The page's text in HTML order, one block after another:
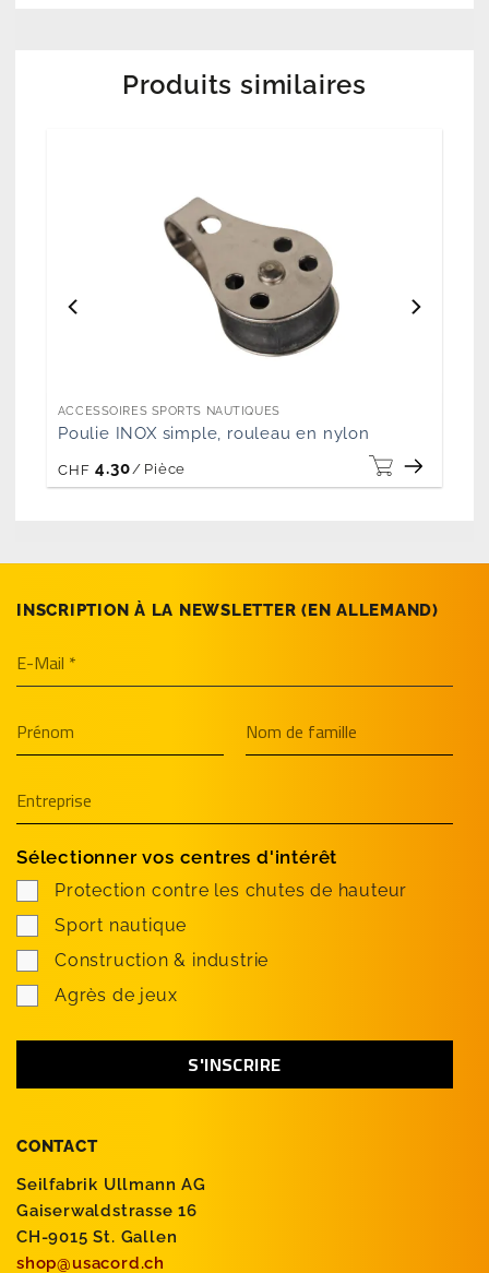
Produits similaires
ACCESSOIRES SPORTS NAUTIQUES
Poulie INOX simple, rouleau en nylon
CHF 4.30/ Pièce
CONTACT
Seilfabrik Ullmann AG
Gaiserwaldstrasse 16
CH-9015 St. Gallen
shop@usacord.ch
INSCRIPTION À LA NEWSLETTER (EN­ ALLEMAND)
Sélectionner vos centres d'intérêt
Protection contre les chutes de hauteur
Sport nautique
Construction & industrie
Agrès de jeux